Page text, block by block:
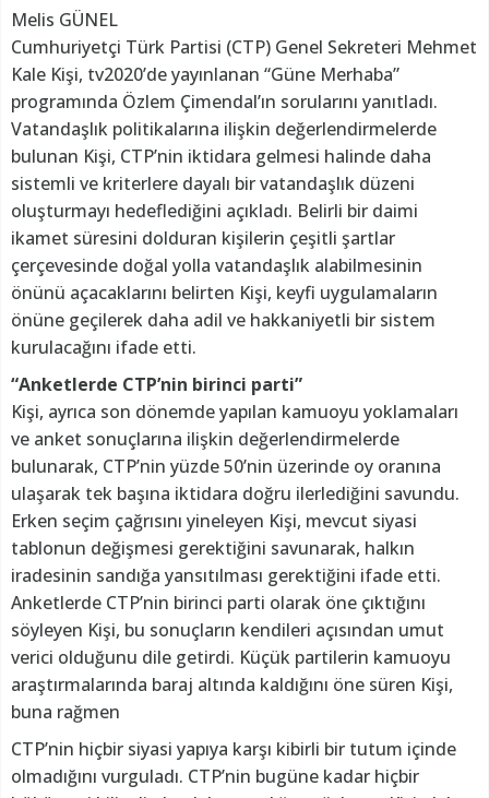
Melis GÜNEL
Cumhuriyetçi Türk Partisi (CTP) Genel Sekreteri Mehmet
Kale Kişi, tv2020’de yayınlanan “Güne Merhaba”
programında Özlem Çimendal’ın sorularını yanıtladı.
Vatandaşlık politikalarına ilişkin değerlendirmelerde
bulunan Kişi, CTP’nin iktidara gelmesi halinde daha
sistemli ve kriterlere dayalı bir vatandaşlık düzeni
oluşturmayı hedeflediğini açıkladı. Belirli bir daimi
ikamet süresini dolduran kişilerin çeşitli şartlar
çerçevesinde doğal yolla vatandaşlık alabilmesinin
önünü açacaklarını belirten Kişi, keyfi uygulamaların
önüne geçilerek daha adil ve hakkaniyetli bir sistem
kurulacağını ifade etti.
“Anketlerde CTP’nin birinci parti”
Kişi, ayrıca son dönemde yapılan kamuoyu yoklamaları
ve anket sonuçlarına ilişkin değerlendirmelerde
bulunarak, CTP’nin yüzde 50’nin üzerinde oy oranına
ulaşarak tek başına iktidara doğru ilerlediğini savundu.
Erken seçim çağrısını yineleyen Kişi, mevcut siyasi
tablonun değişmesi gerektiğini savunarak, halkın
iradesinin sandığa yansıtılması gerektiğini ifade etti.
Anketlerde CTP’nin birinci parti olarak öne çıktığını
söyleyen Kişi, bu sonuçların kendileri açısından umut
verici olduğunu dile getirdi. Küçük partilerin kamuoyu
araştırmalarında baraj altında kaldığını öne süren Kişi,
buna rağmen
CTP’nin hiçbir siyasi yapıya karşı kibirli bir tutum içinde
olmadığını vurguladı. CTP’nin bugüne kadar hiçbir